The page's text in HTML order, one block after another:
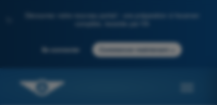
Découvrez notre nouveau portail : une préparation à l'examen
Se connecter Commencer maintenant